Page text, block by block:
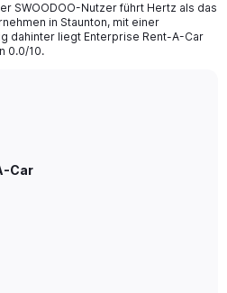
SWOODOO-Nutzer führt Hertz als das
in Staunton, mit einer
dahinter liegt Enterprise Rent-A-Car
0.0/10.
Car